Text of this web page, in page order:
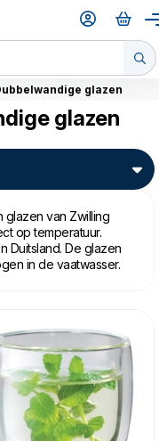
glazen
glazen
van Zwilling
op temperatuur.
Duitsland. De glazen
in de vaatwasser.